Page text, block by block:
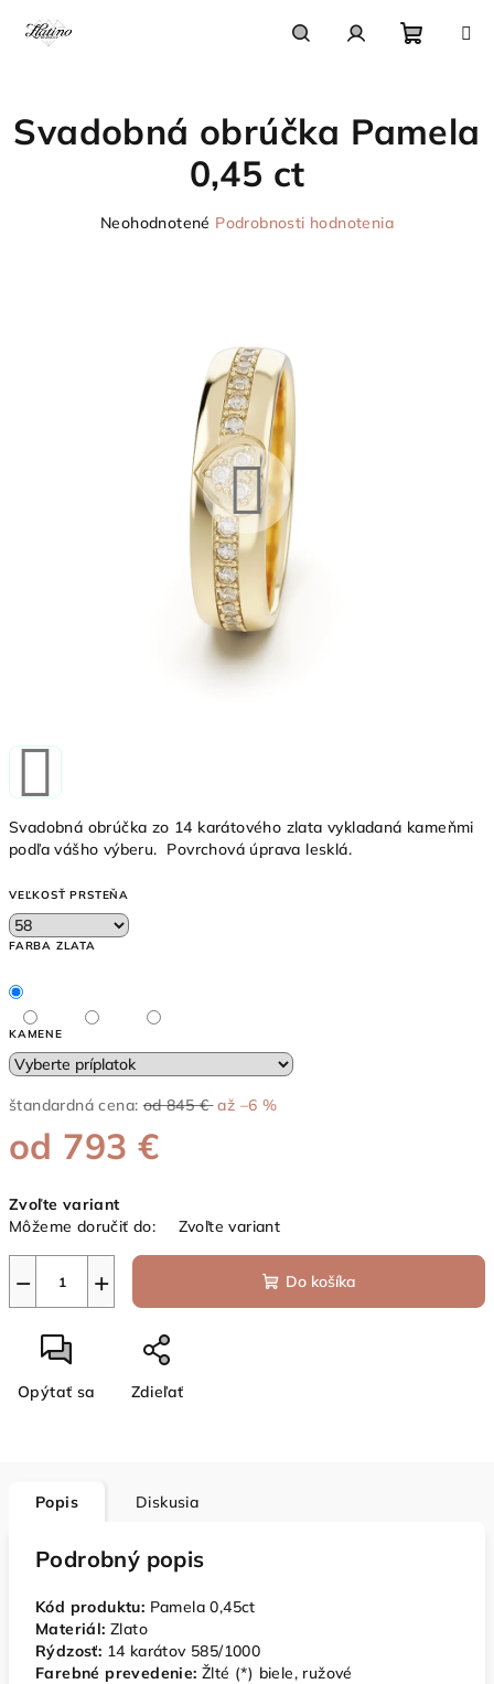
košík
Svadobná obrúčka zo 14 karátového zlata vykladaná kameňmi
podľa vášho výberu. Povrchová úprava lesklá.
VEĽKOSŤ PRSTEŇA
FARBA ZLATA
KAMENE
štandardná cena: od 845 € až –6 %
od 793 €
cena:
Zvoľte variant
Môžeme doručiť do:
Zvoľte variant
+
− Do košíka
Opýtať sa Zdieľať
Svadobná obrúčka Pamela
0,45 ct
Priemerné
Neohodnotené Podrobnosti hodnotenia
Popis Diskusia
Podrobný popis
Kód produktu: Pamela 0,45ct
Materiál: Zlato
Rýdzosť: 14 karátov 585/1000
Farebné prevedenie: Žlté (*) biele, ružové